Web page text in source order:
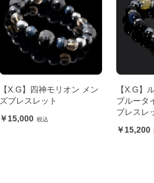
【X.G】四神モリオン メン
ズブレスレット
15,000
【X.G】
ブルータ
ブレスレ
15,200